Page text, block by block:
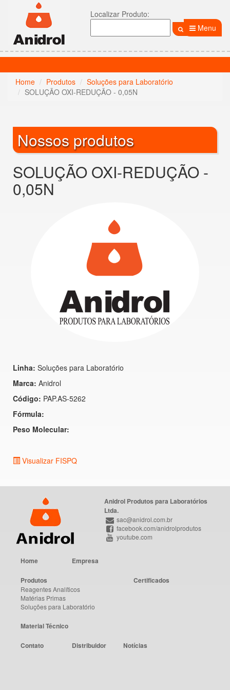
Localizar Produto:
Menu
Home Produtos
Soluções para Laboratório
SOLUÇÃO OXI-REDUÇÃO - 0,05N
Nossos produtos
SOLUÇÃO OXI-REDUÇÃO -
0,05N
Linha: Soluções para Laboratório
Marca: Anidrol
Código: PAP.AS-5262
Fórmula:
Peso Molecular:
Visualizar FISPQ
Anidrol Produtos para Laboratórios
Ltda.
sac@anidrol.com.br
facebook.com/anidrolprodutos
youtube.com
Home Empresa
Produtos
Reagentes Analíticos
Matérias Primas
Soluções para Laboratório
Certificados
Material Técnico
Contato Distribuidor Notícias